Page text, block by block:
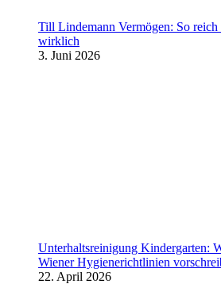
Till Lindemann Vermögen: So reich
wirklich
3. Juni 2026
Unterhaltsreinigung Kindergarten:
Wiener Hygienerichtlinien
22. April 2026